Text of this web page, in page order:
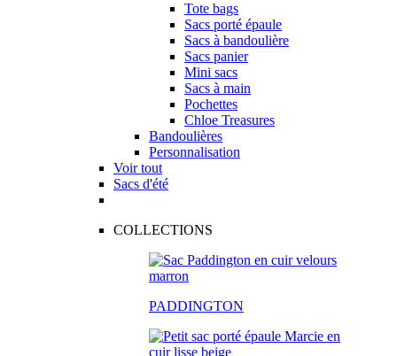
Tote bags
Sacs porté épaule
Sacs à bandoulière
Sacs panier
Mini sacs
Sacs à main
Pochettes
Chloe Treasures
Bandoulières
Personnalisation
Voir tout
Sacs d'été
COLLECTIONS
PADDINGTON